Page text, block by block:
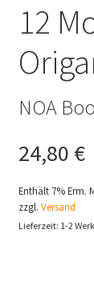
12
NOA
24,80 €
Enthält 7% Erm.
zzgl. Versand
Lieferzeit: 1-2